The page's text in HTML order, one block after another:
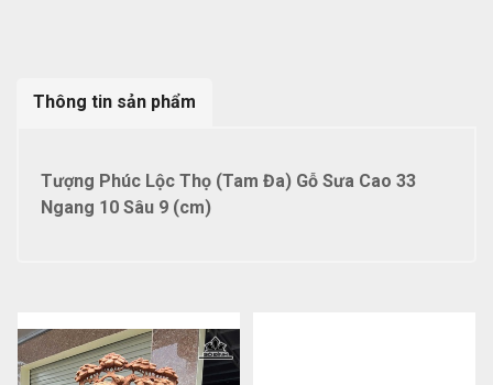
Thông tin sản phẩm
Tượng Phúc Lộc Thọ (Tam Đa) Gỗ Sưa Cao 33
Ngang 10 Sâu 9 (cm)